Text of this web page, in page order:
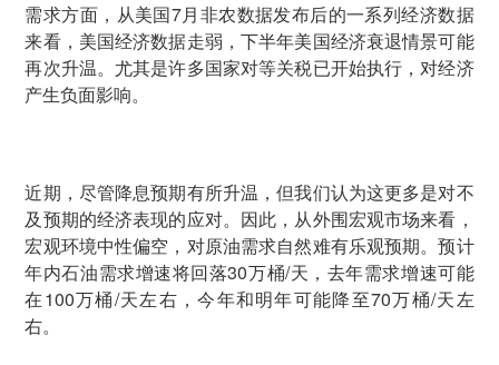
需求方面，从美国7月非农数据发布后的一系列经济数据
来看，美国经济数据走弱，下半年美国经济衰退情景可能
再次升温。尤其是许多国家对等关税已开始执行，对经济
产生负面影响。
近期，尽管降息预期有所升温，但我们认为这更多是对不
及预期的经济表现的应对。因此，从外围宏观市场来看，
宏观环境中性偏空，对原油需求自然难有乐观预期。预计
年内石油需求增速将回落30万桶/天，去年需求增速可能
在100万桶/天左右，今年和明年可能降至70万桶/天左
右。